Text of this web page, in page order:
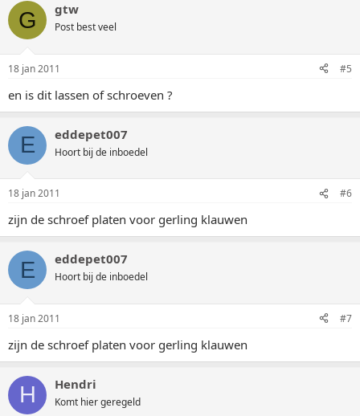
G gtw
Post best veel
18 jan 2011 #5
en is dit lassen of schroeven ?
E eddepet007
Hoort bij de inboedel
18 jan 2011 #6
zijn de schroef platen voor gerling klauwen
E eddepet007
Hoort bij de inboedel
18 jan 2011 #7
zijn de schroef platen voor gerling klauwen
H Hendri
Komt hier geregeld